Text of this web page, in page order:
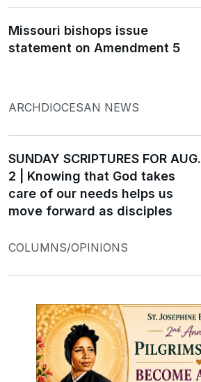
Missouri bishops issue
statement on Amendment 5
ARCHDIOCESAN NEWS
SUNDAY SCRIPTURES FOR AUG.
2 | Knowing that God takes
care of our needs helps us
move forward as disciples
COLUMNS/OPINIONS